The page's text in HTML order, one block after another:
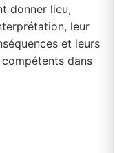
donner lieu,
leur
et leurs
dans